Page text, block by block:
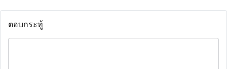
ตอบกระทู้